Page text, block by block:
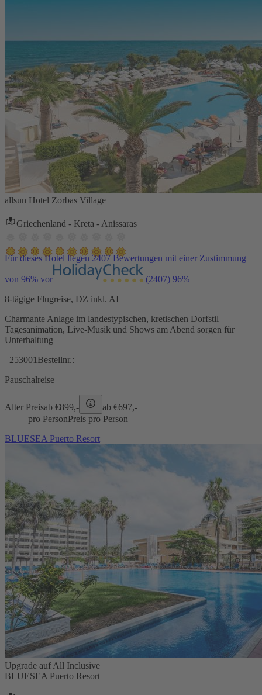
allsun Hotel Zorbas Village
Griechenland - Kreta - Anissaras
Für dieses Hotel liegen 2407 Bewertungen mit einer Zustimmung
von 96% vor (2407) 96%
8-tägige Flugreise, DZ inkl. AI
Charmante Anlage im landestypischen, kretischen Dorfstil
Tagesanimation, Live-Musik und Shows am Abend sorgen für
Unterhaltung
253001 Bestellnr.:
Pauschalreise
Alter Preisab €899,- ab €697,-
pro PersonPreis pro Person
BLUESEA Puerto Resort
Upgrade auf All Inclusive
BLUESEA Puerto Resort